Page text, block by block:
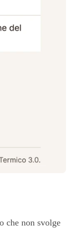
che non svolge